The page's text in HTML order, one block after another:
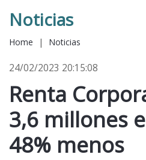
Noticias
Home | Noticias
24/02/2023 20:15:08
Renta
3,6 millones
48% menos